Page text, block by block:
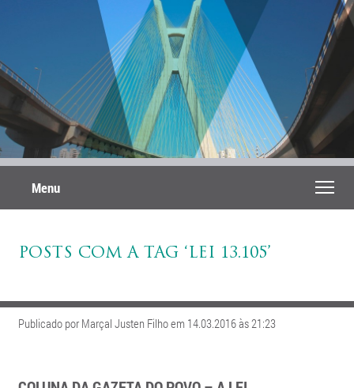
Menu
POSTS COM A TAG ‘LEI 13.105’
Publicado por Marçal Justen Filho em 14.03.2016 às 21:23